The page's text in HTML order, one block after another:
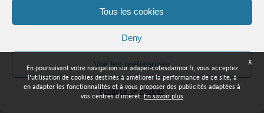
Tous les cookies
Deny
Voir les préférences
Politique de cookies
X
En poursuivant votre navigation sur adapei-cotesdarmor.fr, vous acceptez
l'utilisation de cookies destinés à améliorer la performance de ce site, à
en adapter les fonctionnalités et à vous proposer des publicités adaptées à
vos centres d'intérêt.En savoir plus